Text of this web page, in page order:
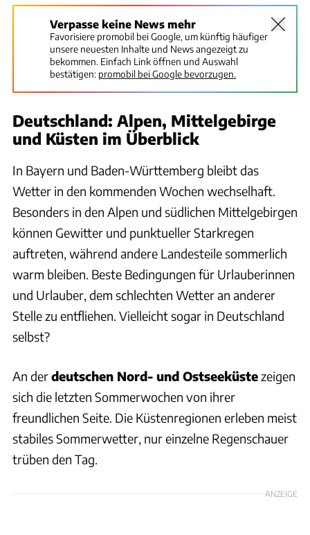
Verpasse keine News mehr
Favorisiere promobil bei Google, um künftig häufiger
unsere neuesten Inhalte und News angezeigt zu
bekommen. Einfach Link öffnen und Auswahl
bestätigen: promobil bei Google bevorzugen.
Deutschland: Alpen, Mittelgebirge
und Küsten im Überblick
In Bayern und Baden-Württemberg bleibt das
Wetter in den kommenden Wochen wechselhaft.
Besonders in den Alpen und südlichen Mittelgebirgen
können Gewitter und punktueller Starkregen
auftreten, während andere Landesteile sommerlich
warm bleiben. Beste Bedingungen für Urlauberinnen
und Urlauber, dem schlechten Wetter an anderer
Stelle zu entfliehen. Vielleicht sogar in Deutschland
selbst?
An derdeutschen Nord- und Ostseeküstezeigen
sich die letzten Sommerwochen von ihrer
freundlichen Seite. Die Küstenregionen erleben meist
stabiles Sommerwetter, nur einzelne Regenschauer
trüben den Tag.
ANZEIGE